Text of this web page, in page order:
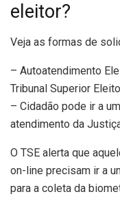
eleitor?
Veja as formas de
– Autoatendimento
Tribunal Superior
– Cidadão pode ir a
atendimento da
O TSE alerta que
on-line precisam ir a
para a coleta da